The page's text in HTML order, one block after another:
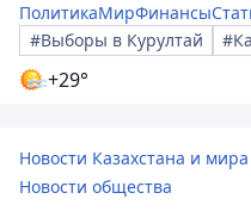
ПолитикаМирФинансы
#Выборы в Курултай
+29°
Новости Казахстана и
Новости общества